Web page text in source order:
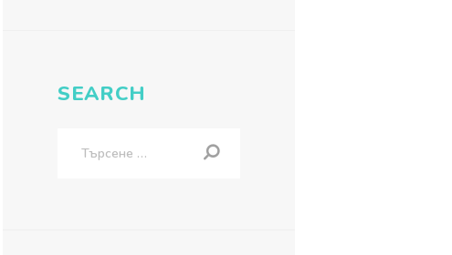
SEARCH